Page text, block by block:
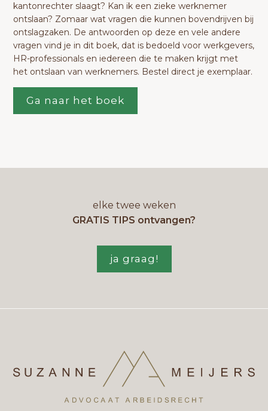
kantonrechter slaagt? Kan ik een zieke werknemer
ontslaan? Zomaar wat vragen die kunnen bovendrijven bij
ontslagzaken. De antwoorden op deze en vele andere
vragen vind je in dit boek, dat is bedoeld voor werkgevers,
HR-professionals en iedereen die te maken krijgt met
het ontslaan van werknemers. Bestel direct je exemplaar.
Ga naar het boek
elke twee weken
GRATIS TIPS ontvangen?
ja graag!